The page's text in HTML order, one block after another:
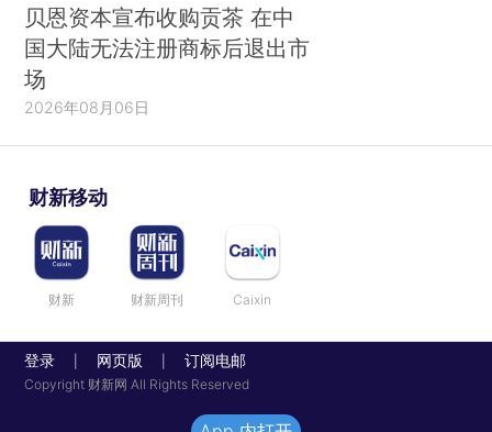
贝恩资本宣布收购贡茶 在中
国大陆无法注册商标后退出市
场
2026年08月06日
财新移动
财新 财新周刊 Caixin
登录 网页版 订阅电邮
Copyright 财新网 All Rights Reserved